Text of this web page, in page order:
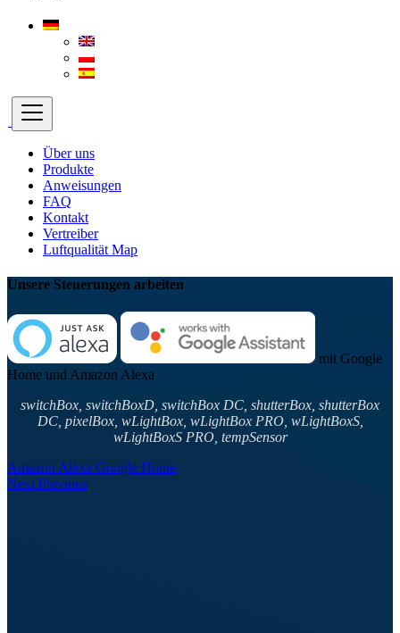
Über uns
Produkte
Anweisungen
FAQ
Kontakt
Vertreiber
Luftqualität Map
Unsere Steuerungen arbeiten
mit Google
Home und Amazon Alexa
switchBox, switchBoxD, switchBox DC, shutterBox, shutterBox
DC, pixelBox, wLightBox, wLightBox PRO, wLightBoxS,
wLightBoxS PRO, tempSensor
Amazon Alexa Google Home
Next Previous